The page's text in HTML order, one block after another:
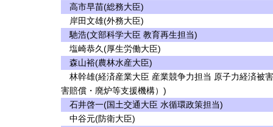
高市早苗(総務大臣)
岸田文雄(外務大臣)
馳浩(文部科学大臣 教育再生担当)
塩崎恭久(厚生労働大臣)
森山裕(農林水産大臣)
林幹雄(経済産業大臣 産業競争力担当 原子力経済被
害賠償・廃炉等支援機構）)
石井啓一(国土交通大臣 水循環政策担当)
中谷元(防衛大臣)